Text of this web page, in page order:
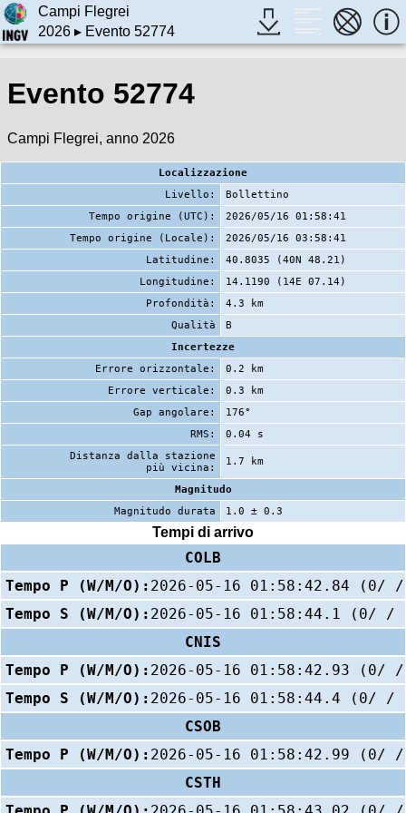
Campi Flegrei
2026▸ Evento 52774
Evento 52774
Campi Flegrei, anno 2026
Localizzazione
Livello:
Bollettino
Tempo origine (UTC):
2026/05/16 01:58:41
Tempo origine (Locale):
2026/05/16 03:58:41
Latitudine:
40.8035 (40N 48.21)
Longitudine:
14.1190 (14E 07.14)
Profondità:
4.3 km
Qualità
B
Incertezze
Errore orizzontale:
0.2 km
Errore verticale:
0.3 km
Gap angolare:
176°
RMS:
0.04 s
Distanza dalla stazione
più vicina:
1.7 km
Magnitudo
Magnitudo durata
1.0 ± 0.3
Tempi di arrivo
COLB
Tempo P (W/M/O): 2026-05-16 01:58:42.84 (0/
Tempo S (W/M/O): 2026-05-16 01:58:44.1 (0/ /
CNIS
Tempo P (W/M/O): 2026-05-16 01:58:42.93 (0/
Tempo S (W/M/O): 2026-05-16 01:58:44.4 (0/ /
CSOB
Tempo P (W/M/O): 2026-05-16 01:58:42.99 (0/
CSTH